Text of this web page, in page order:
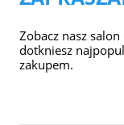
Zobacz nasz
dotkniesz
zakupem.